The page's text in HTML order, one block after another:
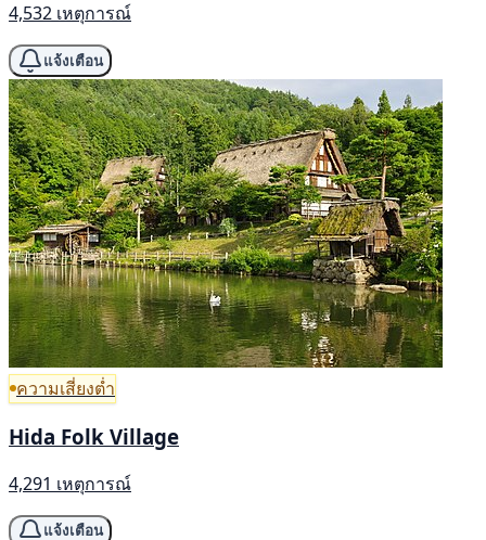
4,532 เหตุการณ์
แจ้งเตือน
ความเสี่ยงต่ำ
Hida Folk Village
4,291 เหตุการณ์
แจ้งเตือน